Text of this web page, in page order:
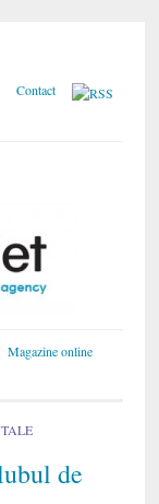
Contact
Magazine online
de